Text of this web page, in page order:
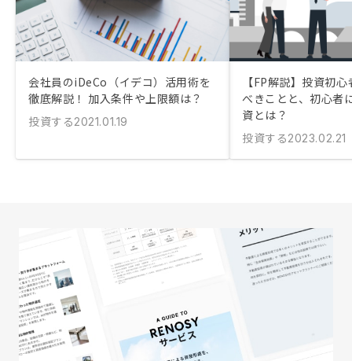
会社員のiDeCo（イデコ）活用術を
徹底解説！ 加入条件や上限額は？
投資する2021.01.19
【FP解説】投資初
べきことと、初心者
資とは？
投資する2023.02.21